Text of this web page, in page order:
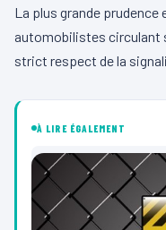
La plus grande
automobilistes circulant
strict respect de la
À LIRE ÉGALEMENT